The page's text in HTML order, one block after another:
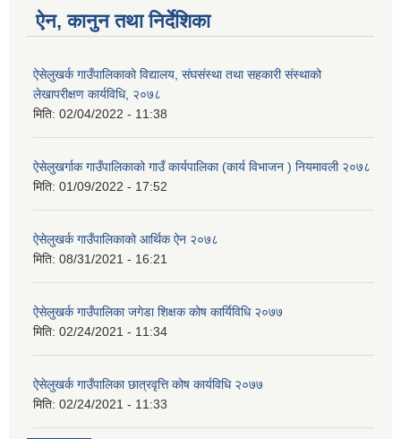
ऐन, कानुन तथा निर्देशिका
ऐसेलुखर्क गाउँपालिकाको विद्यालय, संघसंस्था तथा सहकारी संस्थाको
लेखापरीक्षण कार्यविधि, २०७८
मिति: 02/04/2022 - 11:38
ऐसेलुखर्गाक गाउँपालिकाको गाउँ कार्यपालिका (कार्य विभाजन ) नियमावली २०७८
मिति: 01/09/2022 - 17:52
ऐसेलुखर्क गाउँपालिकाको आर्थिक ऐन २०७८
मिति: 08/31/2021 - 16:21
ऐसेलुखर्क गाउँपालिका जगेडा शिक्षक कोष कार्यिविधि २०७७
मिति: 02/24/2021 - 11:34
ऐसेलुखर्क गाउँपालिका छात्रवृत्ति कोष कार्यविधि २०७७
मिति: 02/24/2021 - 11:33